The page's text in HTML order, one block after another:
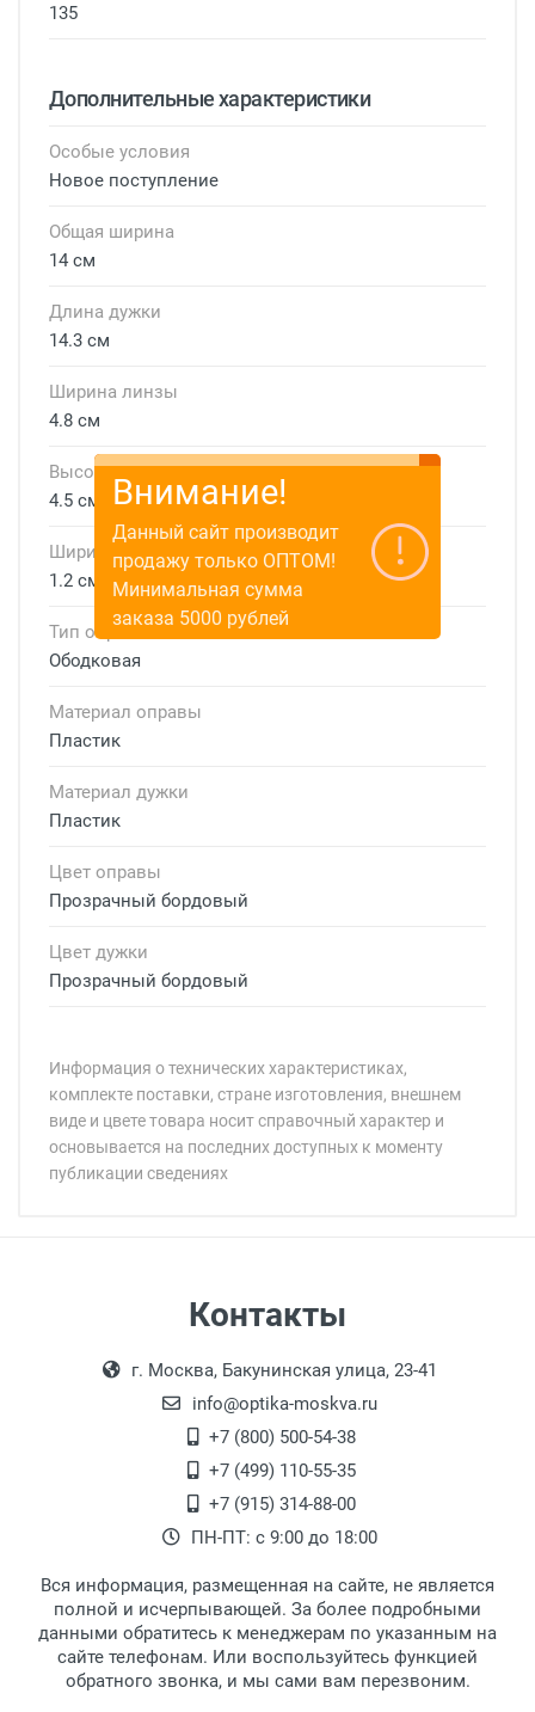
135
Дополнительные характеристики
Особые условия
Новое поступление
Общая ширина
14 см
Длина дужки
14.3 см
Ширина линзы
4.8 см
Высота линзы
4.5 см
Ширина мостика
1.2 см
Тип оправы
Ободковая
Материал оправы
Пластик
Материал дужки
Пластик
Цвет оправы
Прозрачный бордовый
Цвет дужки
Прозрачный бордовый
Информация о технических характеристиках,
комплекте поставки, стране изготовления, внешнем
виде и цвете товара носит справочный характер и
основывается на последних доступных к моменту
публикации сведениях
Самовывоз.
Оплата товара производится
наличными непосредственно на пункте
выдачи товара.
Перечисление средств на расчетный счет.
18:00, по субботам с 11:00 до 15:00, в
офисе по адресу: г. Москва,
Переведеновский переулок 17, корпус 1,
второй этаж, тел. +7 (499) 110-55-35.
После того, как заказ поступает в пункт
выдачи, наш менеджер связывается с
клиентом и оповещает о поступлении
Для получения товара при себе
обязательно иметь паспорт.
Заказ необходимо забрать в течение 3
рабочих дней с момента поступления на
Контакты
г. Москва, Бакунинская улица, 23-41
info@optika-moskva.ru
+7 (800) 500-54-38
+7 (499) 110-55-35
+7 (915) 314-88-00
ПН-ПТ: с 9:00 до 18:00
Вся информация, размещенная на сайте, не является
полной и исчерпывающей. За более подробными
данными обратитесь к менеджерам по указанным на
сайте телефонам. Или воспользуйтесь функцией
обратного звонка, и мы сами вам перезвоним.
Внимание!
Данный сайт производит
продажу только ОПТОМ!
Минимальная сумма
заказа 5000 рублей